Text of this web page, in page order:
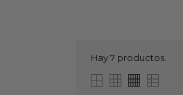
Hay 7 productos.